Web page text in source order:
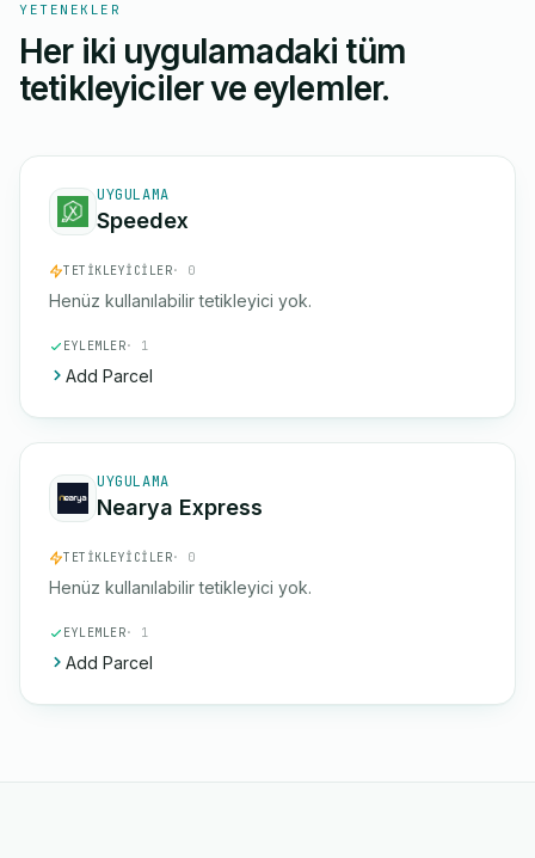
YETENEKLER
Her iki uygulamadaki tüm
tetikleyiciler ve eylemler.
UYGULAMA
Speedex
TETIKLEYICILER· 0
Henüz kullanılabilir tetikleyici yok.
EYLEMLER· 1
Add Parcel
UYGULAMA
Nearya Express
TETIKLEYICILER· 0
Henüz kullanılabilir tetikleyici yok.
EYLEMLER· 1
Add Parcel